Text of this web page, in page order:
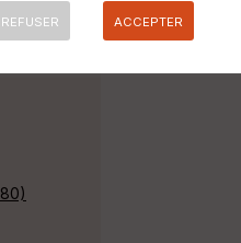
REFUSER ACCEPTER